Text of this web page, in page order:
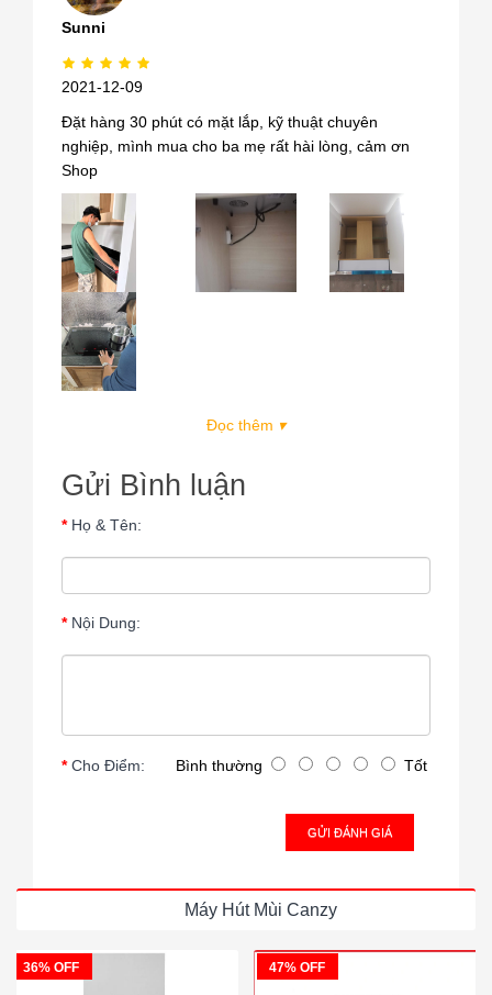
Sunni
2021-12-09
Đặt hàng 30 phút có mặt lắp, kỹ thuật chuyên
nghiệp, mình mua cho ba mẹ rất hài lòng, cảm ơn
Shop
Đọc thêm ▾
Gửi Bình luận
Họ & Tên:
Nội Dung:
Cho Điểm: Bình thường Tốt
GỬI ĐÁNH GIÁ
Máy Hút Mùi Canzy
36% OFF 47% OFF